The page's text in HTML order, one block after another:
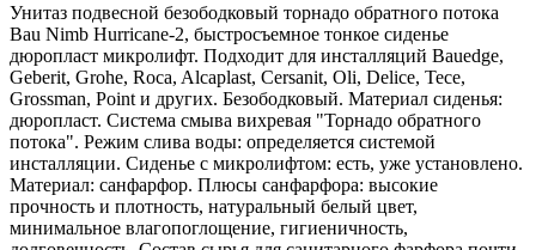
Унитаз подвесной безободковый торнадо обратного потока
Bau Nimb Hurricane-2, быстросъемное тонкое сиденье
дюропласт микролифт. Подходит для инсталляций Bauedge,
Geberit, Grohe, Roca, Alcaplast, Cersanit, Oli, Delice, Tece,
Grossman, Point и других. Безободковый. Материал сиденья:
дюропласт. Система смыва вихревая "Торнадо обратного
потока". Режим слива воды: определяется системой
инсталляции. Сиденье с микролифтом: есть, уже установлено.
Материал: санфарфор. Плюсы санфарфора: высокие
прочность и плотность, натуральный белый цвет,
минимальное влагопоглощение, гигиеничность,